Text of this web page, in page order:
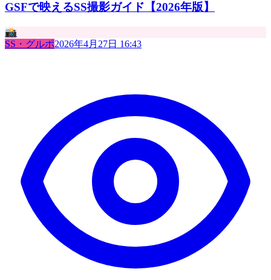
GSFで映えるSS撮影ガイド【2026年版】
📸
SS・グルポ2026年4月27日 16:43